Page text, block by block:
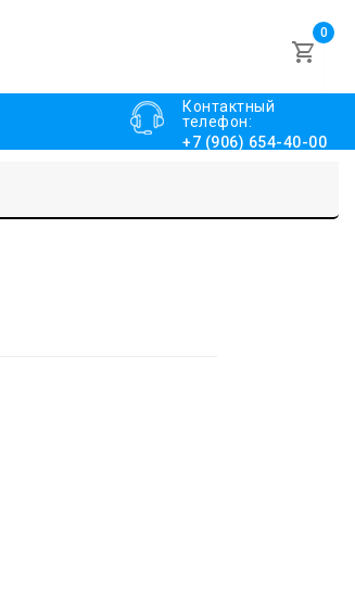
0
Контактный
телефон:
+7 (906) 654-40-00